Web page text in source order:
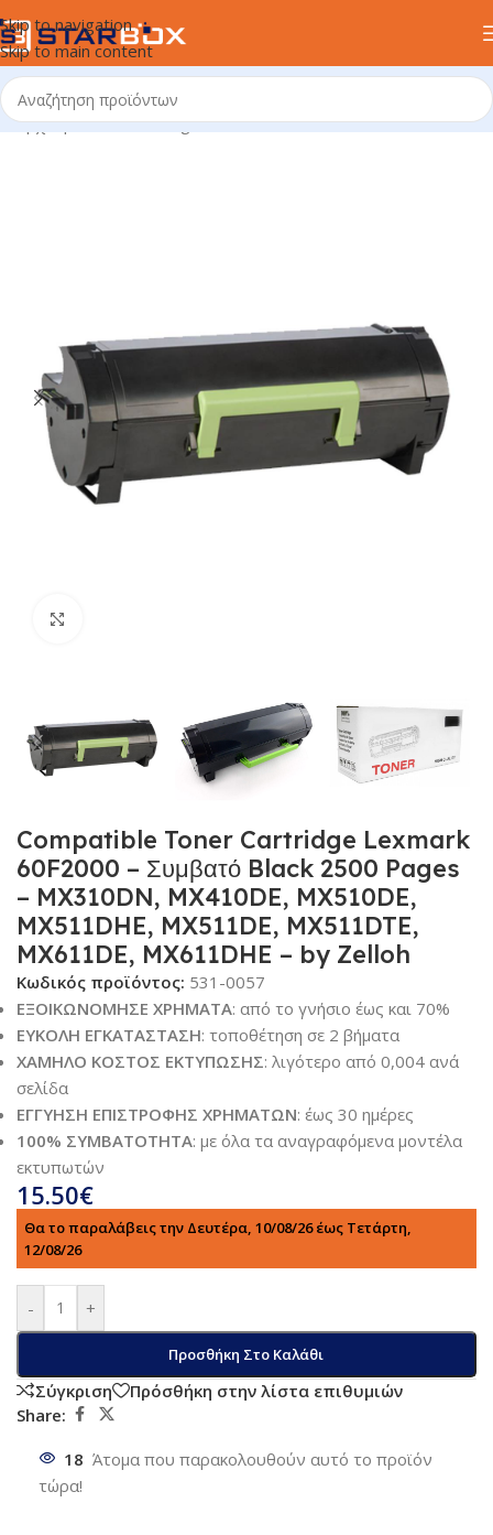
Skip to navigation
Skip to main content
Αρχική σελίδα/uncategorized
Compatible Toner Cartridge Lexmark
60F2000 – Συμβατό Black 2500 Pages
– MX310DN, MX410DE, MX510DE,
MX511DHE, MX511DE, MX511DTE,
MX611DE, MX611DHE – by Zelloh
Κωδικός προϊόντος: 531-0057
ΕΞΟΙΚΩΝΟΜΗΣΕ ΧΡΗΜΑΤΑ: από το γνήσιο έως και 70%
ΕΥΚΟΛΗ ΕΓΚΑΤΑΣΤΑΣΗ: τοποθέτηση σε 2 βήματα
ΧΑΜΗΛΟ ΚΟΣΤΟΣ ΕΚΤΥΠΩΣΗΣ: λιγότερο από 0,004 ανά
σελίδα
ΕΓΓΥΗΣΗ ΕΠΙΣΤΡΟΦΗΣ ΧΡΗΜΑΤΩΝ: έως 30 ημέρες
100% ΣΥΜΒΑΤΟΤΗΤΑ: με όλα τα αναγραφόμενα μοντέλα
εκτυπωτών
15.50€
Θα το παραλάβεις την Δευτέρα, 10/08/26 έως Τετάρτη,
12/08/26
- +
Προσθήκη Στο Καλάθι
Σύγκριση
Πρόσθήκη στην λίστα επιθυμιών
Share:
18 Άτομα που παρακολουθούν αυτό το προϊόν
τώρα!